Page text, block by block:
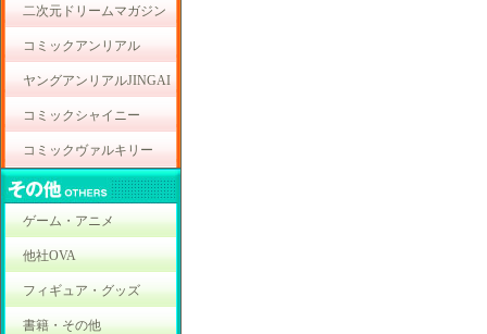
二次元ドリームマガジン
コミックアンリアル
ヤングアンリアルJINGAI
コミックシャイニー
コミックヴァルキリー
ゲーム・アニメ
他社OVA
フィギュア・グッズ
書籍・その他